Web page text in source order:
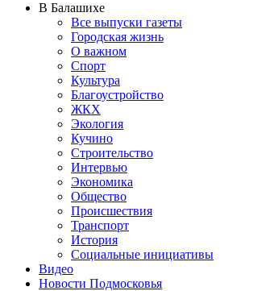
В Балашихе
Все выпуски газеты
Городская жизнь
О важном
Спорт
Культура
Благоустройство
ЖКХ
Экология
Кучино
Строительство
Интервью
Экономика
Общество
Происшествия
Транспорт
История
Социальные инициативы
Видео
Новости Подмосковья